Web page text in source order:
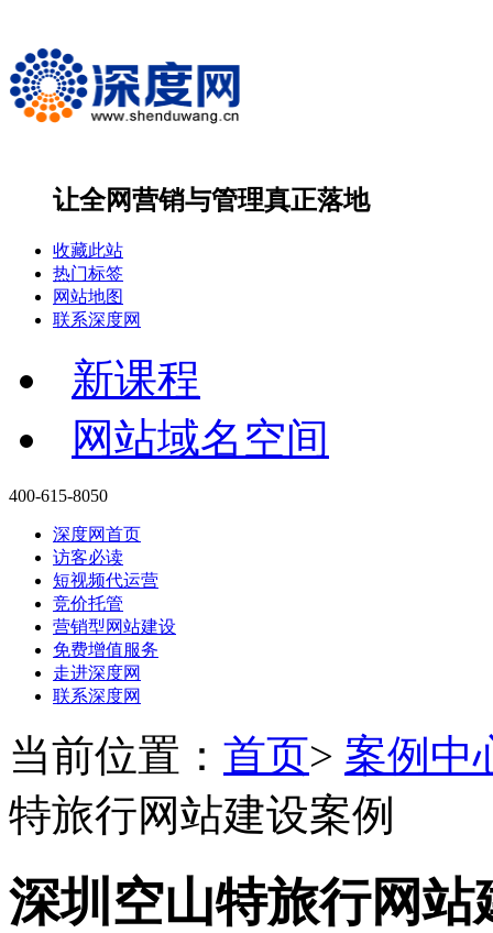
让全网营销与管理真正落地
收藏此站
热门标签
网站地图
联系深度网
新课程
网站域名空间
400-615-8050
深度网首页
访客必读
短视频代运营
竞价托管
营销型网站建设
免费增值服务
走进深度网
联系深度网
当前位置： 首页> 案例中
特旅行网站建设案例
深圳空山特旅行网站